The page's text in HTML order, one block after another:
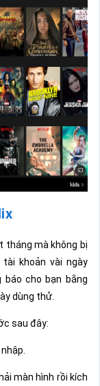
tháng mà không bị
khoản vài ngày
cho bạn bằng
dùng thử.
sau đây:
màn hình rồi kích